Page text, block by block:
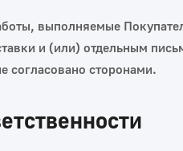
выполняемые
и (или) отдельным
согласовано сторонами.